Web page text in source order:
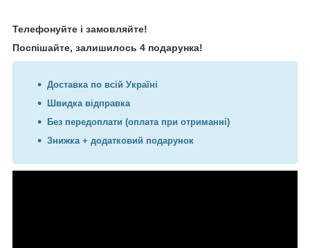
Телефонуйте і замовляйте!
Поспішайте, залишилось 4 подарунка!
Доставка по всій Україні
Швидка відправка
Без передоплати (оплата при отриманні)
Знижка + додатковий подарунок